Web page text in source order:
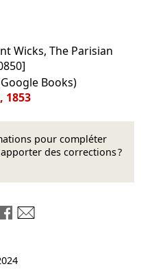
Wicks, The Parisian
Books)
1853
pour compléter
des corrections ?
sur LinkedIn
sur Mastodon
Partager sur Bluesky
Partager sur Facebook